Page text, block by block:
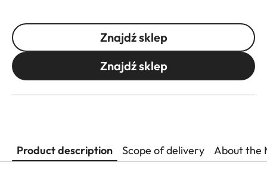
Znajdź sklep
Znajdź sklep
Product description Scope of delivery About the